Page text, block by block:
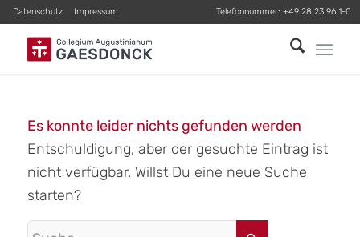
Datenschutz Impressum Telefonnummer: +49 28 23 96 1-0
Es konnte leider nichts gefunden werden
Entschuldigung, aber der gesuchte Eintrag ist
nicht verfügbar. Willst Du eine neue Suche
starten?